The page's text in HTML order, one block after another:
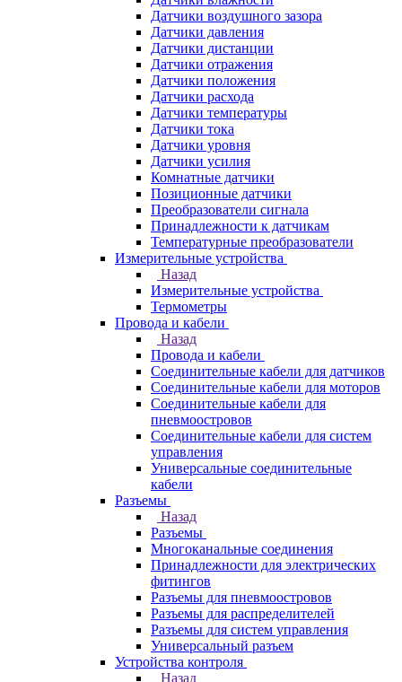
Датчики воздушного зазора
Датчики давления
Датчики дистанции
Датчики отражения
Датчики положения
Датчики расхода
Датчики температуры
Датчики тока
Датчики уровня
Датчики усилия
Комнатные датчики
Позиционные датчики
Преобразователи сигнала
Принадлежности к датчикам
Температурные преобразователи
Измерительные устройства
Назад
Измерительные устройства
Термометры
Провода и кабели
Назад
Провода и кабели
Соединительные кабели для датчиков
Соединительные кабели для моторов
Соединительные кабели для
пневмоостровов
Соединительные кабели для систем
управления
Универсальные соединительные
кабели
Разъемы
Назад
Разъемы
Многоканальные соединения
Принадлежности для электрических
фитингов
Разъемы для пневмоостровов
Разъемы для распределителей
Разъемы для систем управления
Универсальный разъем
Устройства контроля
Назад